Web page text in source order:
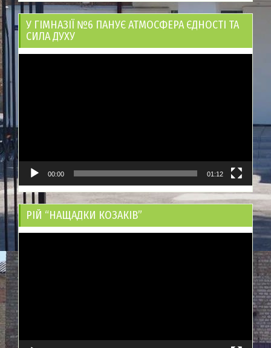
У ГІМНАЗІЇ №6 ПАНУЄ АТМОСФЕРА ЄДНОСТІ ТА
СИЛА ДУХУ
00:00 01:12
РІЙ “НАЩАДКИ КОЗАКІВ”